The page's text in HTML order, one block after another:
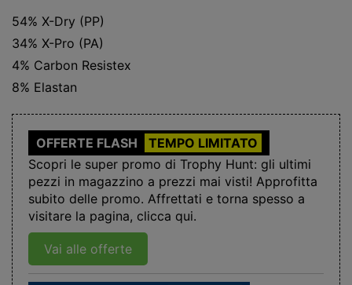
54% X-Dry (PP)
34% X-Pro (PA)
4% Carbon Resistex
8% Elastan
OFFERTE FLASH
TEMPO LIMITATO
Scopri le super promo di Trophy Hunt: gli ultimi
pezzi in magazzino a prezzi mai visti! Approfitta
subito delle promo. Affrettati e torna spesso a
visitare la pagina, clicca qui.
Vai alle offerte